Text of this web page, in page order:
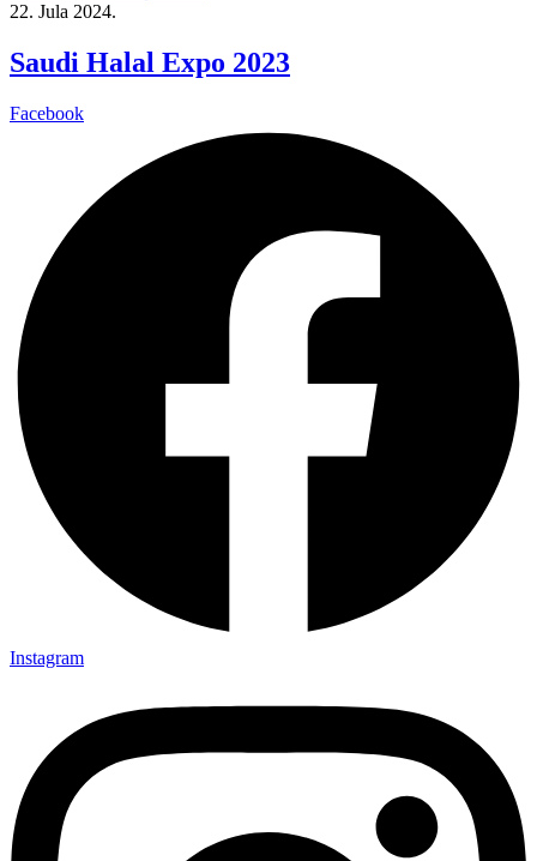
22. Jula 2024.
Saudi Halal Expo 2023
Facebook
Instagram